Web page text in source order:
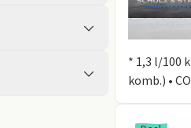
* 1,3 l/100
komb.) •